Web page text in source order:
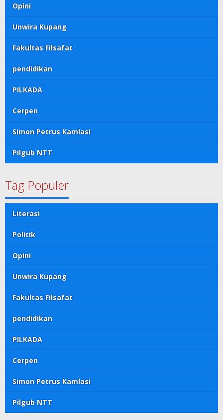
Opini
Unwira Kupang
Fakultas Filsafat
pendidikan
PILKADA
Cerpen
Simon Petrus Kamlasi
Pilgub NTT
Tag Populer
Literasi
Politik
Opini
Unwira Kupang
Fakultas Filsafat
pendidikan
PILKADA
Cerpen
Simon Petrus Kamlasi
Pilgub NTT